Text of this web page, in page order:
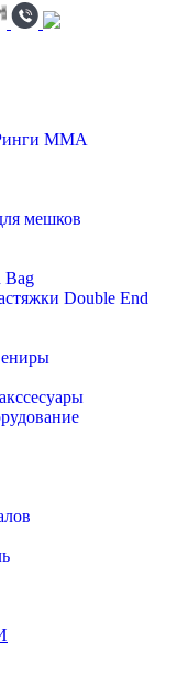
Ринги ММА
мешков
Bag
Double End